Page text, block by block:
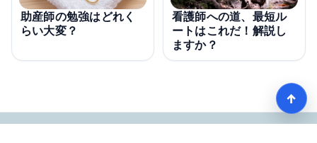
助産師の勉強はどれく
らい大変？
看護師への道、最短ル
ートはこれだ！解説し
ますか？
↑